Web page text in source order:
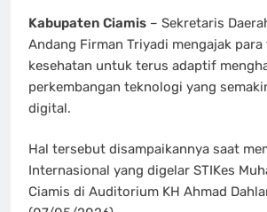
Kabupaten Ciamis – Sekretaris
Andang Firman Triyadi mengajak para
kesehatan untuk terus adaptif
perkembangan teknologi yang
digital.
Hal tersebut disampaikannya saat
Internasional yang digelar STIKes
Ciamis di Auditorium KH Ahmad